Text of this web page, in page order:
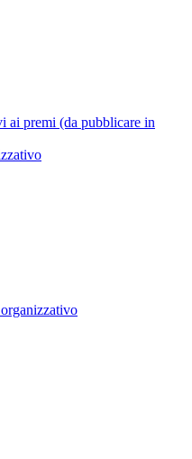
ai premi (da pubblicare in